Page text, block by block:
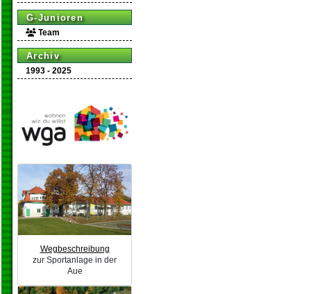
G-Junioren
Team
Archiv
1993 - 2025
Wegbeschreibung
zur Sportanlage in der
Aue